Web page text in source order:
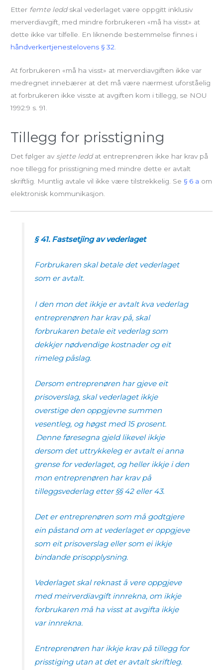
Etter femte leddskal vederlaget være oppgitt inklusiv
merverdiavgift, med mindre forbrukeren «må ha visst» at
dette ikke var tilfelle. En liknende bestemmelse finnes i
håndverkertjenestelovens § 32
At forbrukeren «må ha visst» at merverdiavgiften ikke var
medregnet innebærer at det må være nærmest uforståelig
at forbrukeren ikke visste at avgiften kom i tillegg, se NOU
1992:9 s. 91.
Tillegg for prisstigning
Det følger av sjette leddat entreprenøren ikke har krav på
noe tillegg for prisstigning med mindre dette er avtalt
skriftlig. Muntlig avtale vil ikke være tilstrekkelig. Se § 6 a om
elektronisk kommunikasjon.
§ 41. Fastsetjing av vederlaget
Forbrukaren skal betale det vederlaget
som er avtalt.
I den mon det ikkje er avtalt kva vederlag
entreprenøren har krav på, skal
forbrukaren betale eit vederlag som
dekkjer nødvendige kostnader og eit
rimeleg påslag.
Dersom entreprenøren har gjeve eit
prisoverslag, skal vederlaget ikkje
overstige den oppgjevne summen
vesentleg, og høgst med 15 prosent.
Denne føresegna gjeld likevel ikkje
dersom det uttrykkeleg er avtalt ei anna
grense for vederlaget, og heller ikkje i den
mon entreprenøren har krav på
tilleggsvederlag etter §§ 42 eller 43.
Det er entreprenøren som må godtgjere
ein påstand om at vederlaget er oppgjeve
som eit prisoverslag eller som ei ikkje
bindande prisopplysning.
Vederlaget skal reknast å vere oppgjeve
med meirverdiavgift innrekna, om ikkje
forbrukaren må ha visst at avgifta ikkje
var innrekna.
Entreprenøren har ikkje krav på tillegg for
prisstiging utan at det er avtalt skriftleg.